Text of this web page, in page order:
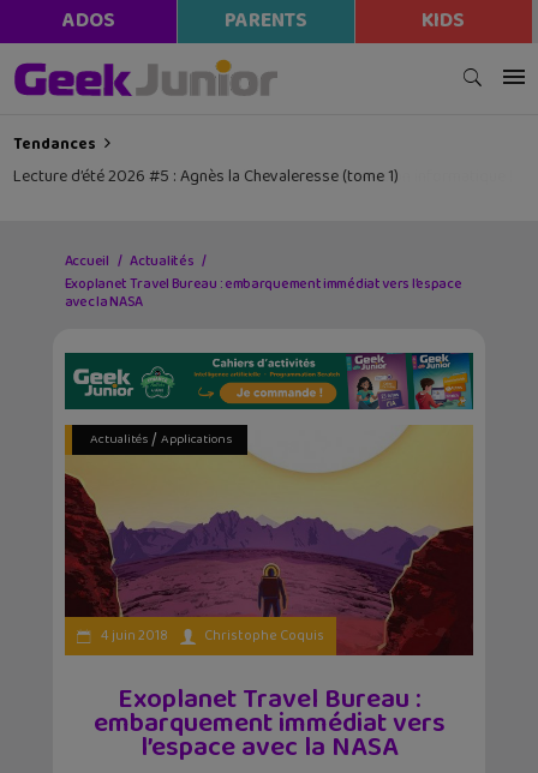
ADOS PARENTS KIDS
Tendances
Lecture d’été 2026 #5 : Agnès la Chevaleresse (tome 1)
Accueil
Actualités
Exoplanet Travel Bureau : embarquement immédiat vers l’espace
avec la NASA
Actualités/ Applications
4 juin 2018 Christophe Coquis
Exoplanet Travel Bureau :
embarquement immédiat vers
l’espace avec la NASA
modal-check